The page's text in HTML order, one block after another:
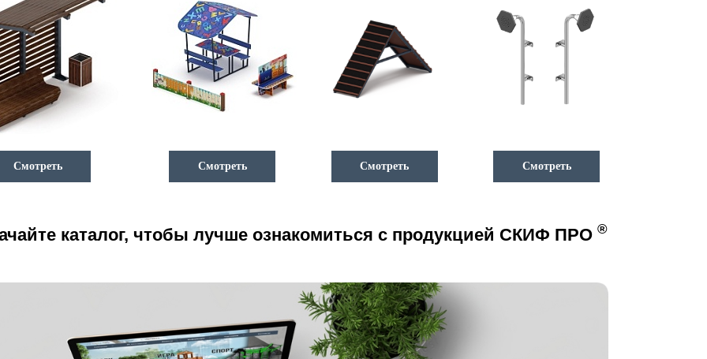
Смотреть Смотреть Смотреть Смотреть
каталог, чтобы лучше ознакомиться с продукцией СКИФ ПРО ®